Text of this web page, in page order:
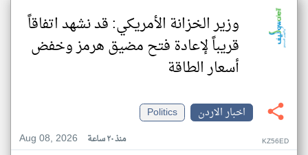
وزير الخزانة الأمريكي: قد نشهد اتفاقاً
قريباً لإعادة فتح مضيق هرمز وخفض
أسعار الطاقة
اخبار الاردن
Politics
Aug 08, 2026
منذ ٢٠ ساعة KZ56ED